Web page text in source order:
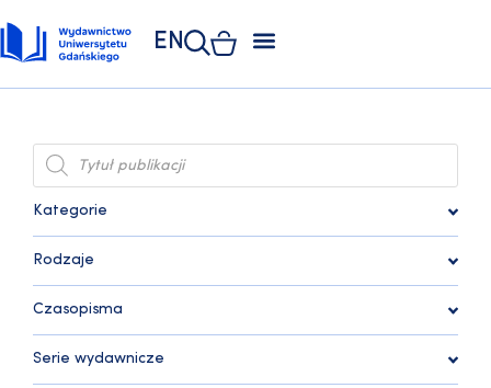
EN
Kategorie
Rodzaje
Czasopisma
Serie wydawnicze